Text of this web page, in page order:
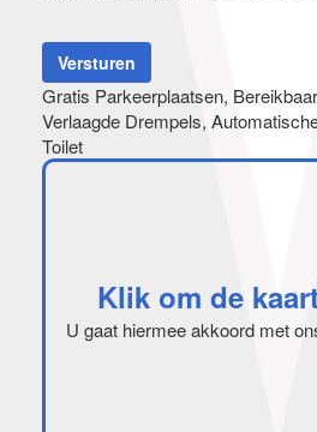
Versturen
Gratis Parkeerplaatsen,
Verlaagde Drempels,
Toilet
Klik om de
U gaat hiermee akkoord met